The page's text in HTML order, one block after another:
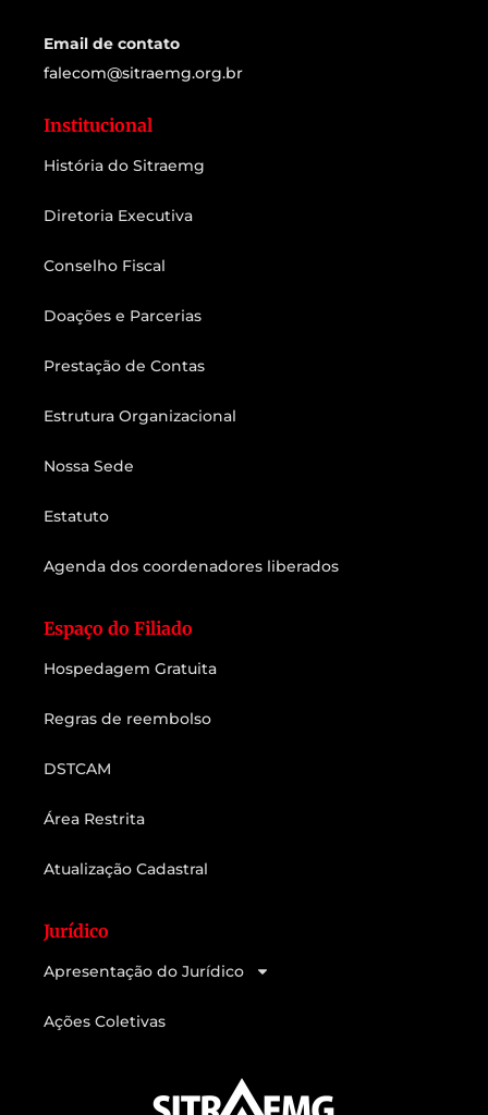
Email de contato
falecom@sitraemg.org.br
Institucional
História do Sitraemg
Diretoria Executiva
Conselho Fiscal
Doações e Parcerias
Prestação de Contas
Estrutura Organizacional
Nossa Sede
Estatuto
Agenda dos coordenadores liberados
Espaço do Filiado
Hospedagem Gratuita
Regras de reembolso
DSTCAM
Área Restrita
Atualização Cadastral
Jurídico
Apresentação do Jurídico
Ações Coletivas